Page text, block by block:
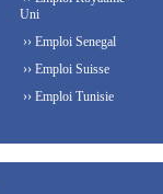
Uni
›› Emploi Senegal
›› Emploi Suisse
›› Emploi Tunisie